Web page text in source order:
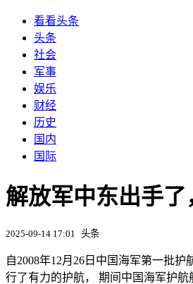
看看头条
头条
社会
军事
娱乐
财经
历史
国内
国际
解放军中东出手
2025-09-14 17:01 头条
自2008年12月26日中国海军第一批
行了有力的护航， 期间中国海军护